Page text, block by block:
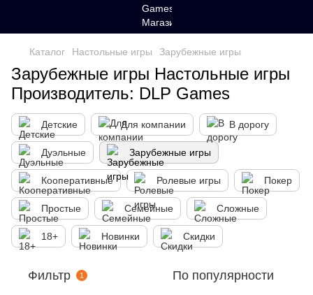
Каталог Настольные игры Зарубежные игры
Зарубежные игры Настольные игры
Производитель: DLP Games
Детские Для компании В дорогу
Дуэльные Зарубежные игры
Кооперативные Ролевые игры Покер
Простые Семейные Сложные
18+ Новинки Скидки
Фильтр 1 По популярности